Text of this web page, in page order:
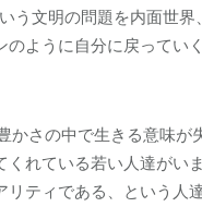
文明の問題を内面世界
ように自分に戻ってい
さの中で生きる意味が
れている若い人達がい
ティである、という人